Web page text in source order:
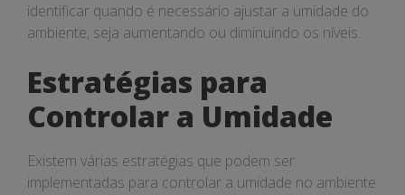
identificar quando é necessário ajustar a umidade do
ambiente, seja aumentando ou diminuindo os níveis.
Estratégias para
Controlar a Umidade
Existem várias estratégias que podem ser
implementadas para controlar a umidade no ambiente